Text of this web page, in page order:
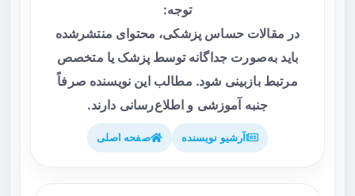
توجه:
در مقالات حساس پزشکی، محتوای منتشرشده
باید به‌صورت جداگانه توسط پزشک یا متخصص
مرتبط بازبینی شود. مطالب این نویسنده صرفاً
جنبه آموزشی و اطلاع‌رسانی دارند.
آرشیو نویسنده صفحه اصلی